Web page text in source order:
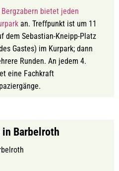
bietet jeden
an. Treffpunkt ist um 11
dem Sebastian-Kneipp-Platz
Gastes) im Kurpark; dann
Runden. An jedem 4.
eine Fachkraft
Barbelroth